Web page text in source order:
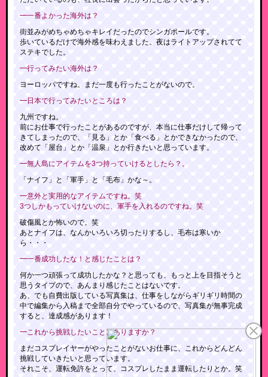
━一番よかった海外は？
街並みがめちゃめちゃキレイだったのでシンガポールです。
歩いているだけで海外感を味わえました。夜はライトアップされてて
ステキでした。
━行ってみたい海外は？
ヨーロッパですね。まだ一度も行ったことがないので。
━日本で行ってみたいところは？
九州ですね。
前にお仕事で行ったことがあるのですが、本当に仕事だけして帰って
きてしまったので、「見る」とか「食べる」とかできなかったので、
改めて「屋台」とか「温泉」とか行きたいと思っています。
━無人島にアイテムを3つ持っていけるとしたら？。
「ナイフ」と「軍手」と「毛布」かな～。
━意外と実用的なアイテムですね。笑
3つしかもっていけないのに、軍手を入れるのですね。笑
破傷風とか怖いので。笑
あとナイフは、なんかいろいろ切ったりするし、毛布は寒いか
ら・・・
━一番成功したな！と感じたことは？
何か一つ頑張って成功したかな？と思っても、もっと上を目指そうと
思うタイプので、あんまり感じたことはないです。
あ、でも自費出版している写真集は、仕事をしながらギリギリ時間の
中で編集から入稿まで全部自分でやっているので、写真集が無事完成
すると、達成感があります！
━これから挑戦したいことはありますか？
まだコスプレイヤーがやったことがないお仕事に、これからどんどん
挑戦していきたいと思っています。
それこそ、運転免許をとって、コスプレしたまま運転したりとか。笑